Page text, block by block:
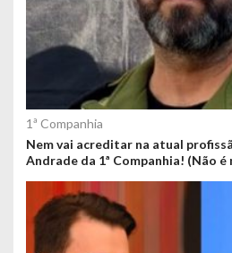
1ª Companhia
Nem vai acreditar na atual
Andrade da 1ª Companhia! (Não